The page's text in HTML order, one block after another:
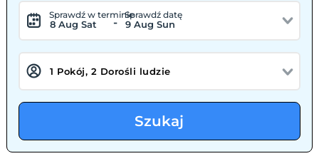
Sprawdź w terminie
8 Aug Sat -
Sprawdź datę
9 Aug Sun
Szukaj